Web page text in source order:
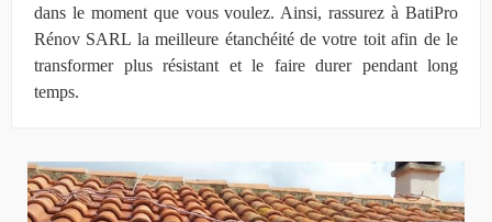
dans le moment que vous voulez. Ainsi, rassurez à BatiPro
Rénov SARL la meilleure étanchéité de votre toit afin de le
transformer plus résistant et le faire durer pendant long
temps.